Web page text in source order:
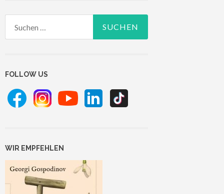
FOLLOW US
WIR EMPFEHLEN